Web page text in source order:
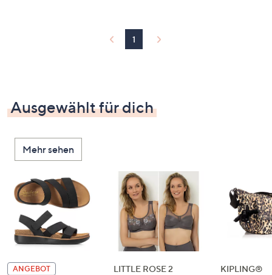
1
Ausgewählt für dich
Mehr sehen
ANGEBOT
LITTLE ROSE 2
KIPLING®